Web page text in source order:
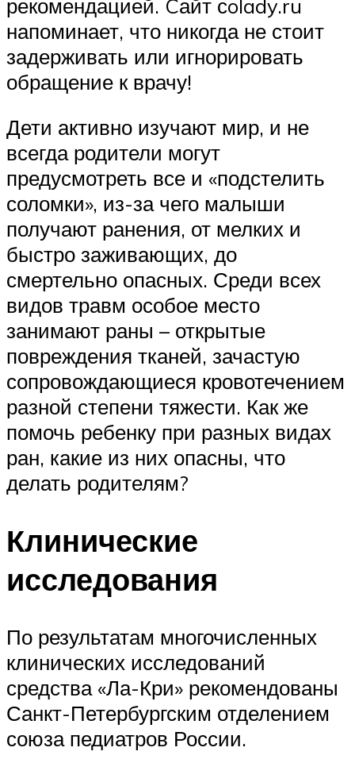
рекомендацией. Cайт сolady.ru
напоминает, что никогда не стоит
задерживать или игнорировать
обращение к врачу!
Дети активно изучают мир, и не
всегда родители могут
предусмотреть все и «подстелить
соломки», из-за чего малыши
получают ранения, от мелких и
быстро заживающих, до
смертельно опасных. Среди всех
видов травм особое место
занимают раны – открытые
повреждения тканей, зачастую
сопровождающиеся кровотечением
разной степени тяжести. Как же
помочь ребенку при разных видах
ран, какие из них опасны, что
делать родителям?
Клинические
исследования
По результатам многочисленных
клинических исследований
средства «Ла-Кри» рекомендованы
Санкт-Петербургским отделением
союза педиатров России.